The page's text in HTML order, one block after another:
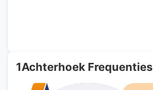
1Achterhoek Frequenties